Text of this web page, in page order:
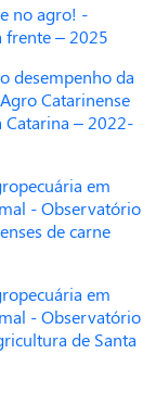
no agro! -
frente – 2025
desempenho da
Catarinense
Catarina – 2022-
em
- Observatório
de carne
em
- Observatório
de Santa